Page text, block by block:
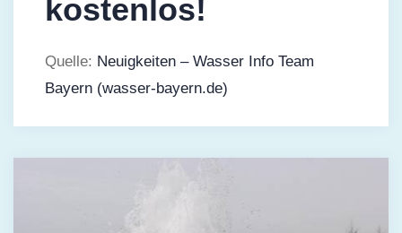
kostenlos!
Quelle: Neuigkeiten – Wasser Info Team
Bayern (wasser-bayern.de)